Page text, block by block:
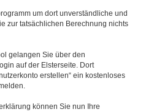
um dort unverständliche und
zur tatsächlichen Berechnung nichts
gelangen Sie über den
auf der Elsterseite. Dort
erstellen“ ein kostenloses
können Sie nun Ihre